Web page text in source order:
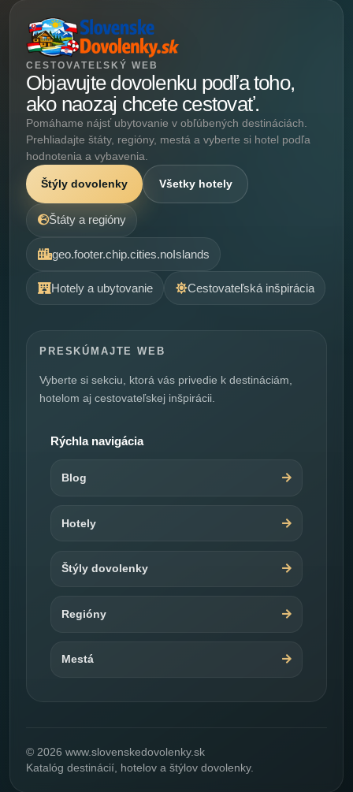
CESTOVATEĽSKÝ WEB
Objavujte dovolenku podľa toho,
ako naozaj chcete cestovať.
Pomáhame nájsť ubytovanie v obľúbených destináciách.
Prehliadajte štáty, regióny, mestá a vyberte si hotel podľa
hodnotenia a vybavenia.
Štýly dovolenky Všetky hotely
Štáty a regióny
geo.footer.chip.cities.noIslands
Hotely a ubytovanie Cestovateľská inšpirácia
PRESKÚMAJTE WEB
Vyberte si sekciu, ktorá vás privedie k destináciám,
hotelom aj cestovateľskej inšpirácii.
Rýchla navigácia
Blog
Hotely
Štýly dovolenky
Regióny
Mestá
© 2026 www.slovenskedovolenky.sk
Katalóg destinácií, hotelov a štýlov dovolenky.